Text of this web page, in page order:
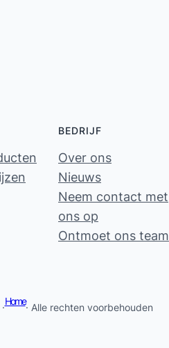
BEDRIJF
Over ons
Nieuws
Neem contact met
ons op
Ontmoet ons team
Home
· Alle rechten voorbehouden